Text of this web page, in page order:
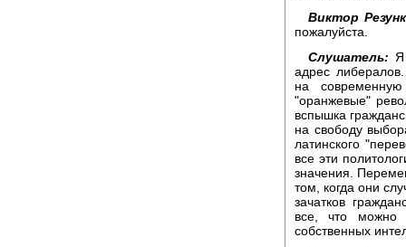
Виктор
пожалуйста.
Слушатель: Я
адрес
на
"оранжевые"
вспышка
на свободу
латинского
все эти
значения.
том, когда они
зачатков
все, что можно
собственных